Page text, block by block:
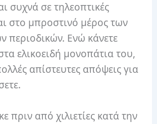
συχνά σε τηλεοπτικές
στο μπροστινό μέρος των
περιοδικών. Ενώ κάνετε
ελικοειδή μονοπάτια του,
απίστευτες απόψεις για
πριν από χιλιετίες κατά την